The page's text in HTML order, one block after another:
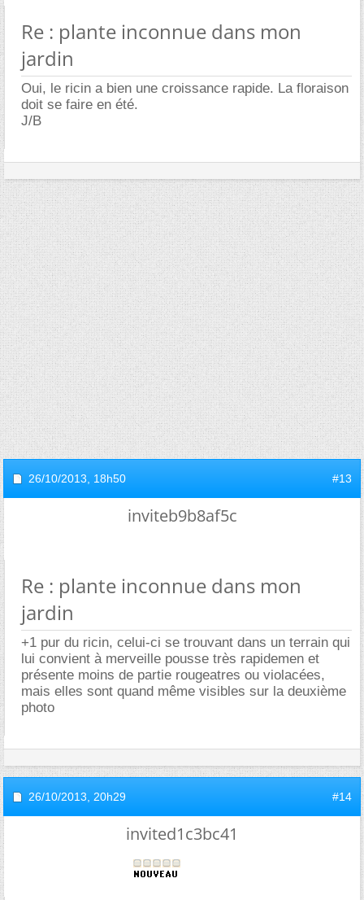
Re : plante inconnue dans mon
jardin
Oui, le ricin a bien une croissance rapide. La floraison
doit se faire en été.
J/B
26/10/2013, 18h50 #13
inviteb9b8af5c
Re : plante inconnue dans mon
jardin
+1 pur du ricin, celui-ci se trouvant dans un terrain qui
lui convient à merveille pousse très rapidemen et
présente moins de partie rougeatres ou violacées,
mais elles sont quand même visibles sur la deuxième
photo
26/10/2013, 20h29 #14
invited1c3bc41